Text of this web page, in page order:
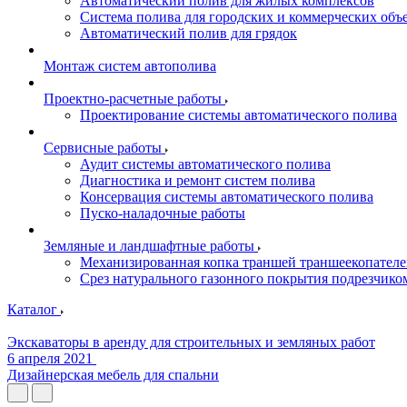
Система полива для городских и коммерческих
Автоматический полив для грядок
Монтаж систем автополива
Проектно-расчетные работы
Проектирование системы автоматического полива
Сервисные работы
Аудит системы автоматического полива
Диагностика и ремонт систем полива
Консервация системы автоматического полива
Пуско-наладочные работы
Земляные и ландшафтные работы
Механизированная копка траншей
Срез натурального газонного покрытия
Каталог
Экскаваторы в аренду для строительных и земляных работ
6 апреля 2021
Дизайнерская мебель для спальни